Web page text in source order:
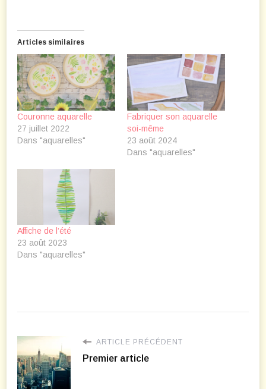
Articles similaires
Couronne aquarelle
27 juillet 2022
Dans "aquarelles"
Fabriquer son aquarelle
soi-même
23 août 2024
Dans "aquarelles"
Affiche de l’été
23 août 2023
Dans "aquarelles"
ARTICLE PRÉCÉDENT
Premier article